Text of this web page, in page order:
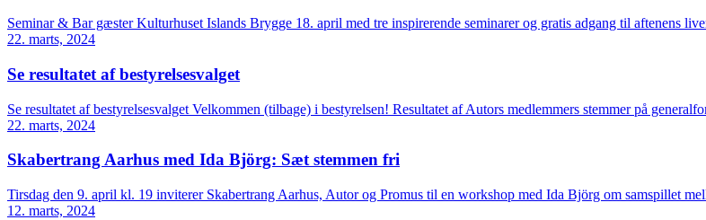
Seminar & Bar gæster Kulturhuset Islands Brygge 18. april med tre inspirerende seminarer og gratis adgang til aftenens
22. marts, 2024
Se resultatet af bestyrelsesvalget
Se resultatet af bestyrelsesvalget Velkommen (tilbage) i bestyrelsen! Resultatet af Autors medlemmers stemmer på
22. marts, 2024
Skabertrang Aarhus med Ida Björg: Sæt stemmen fri
Tirsdag den 9. april kl. 19 inviterer Skabertrang Aarhus, Autor og Promus til en workshop med Ida Björg om samspillet
12. marts, 2024